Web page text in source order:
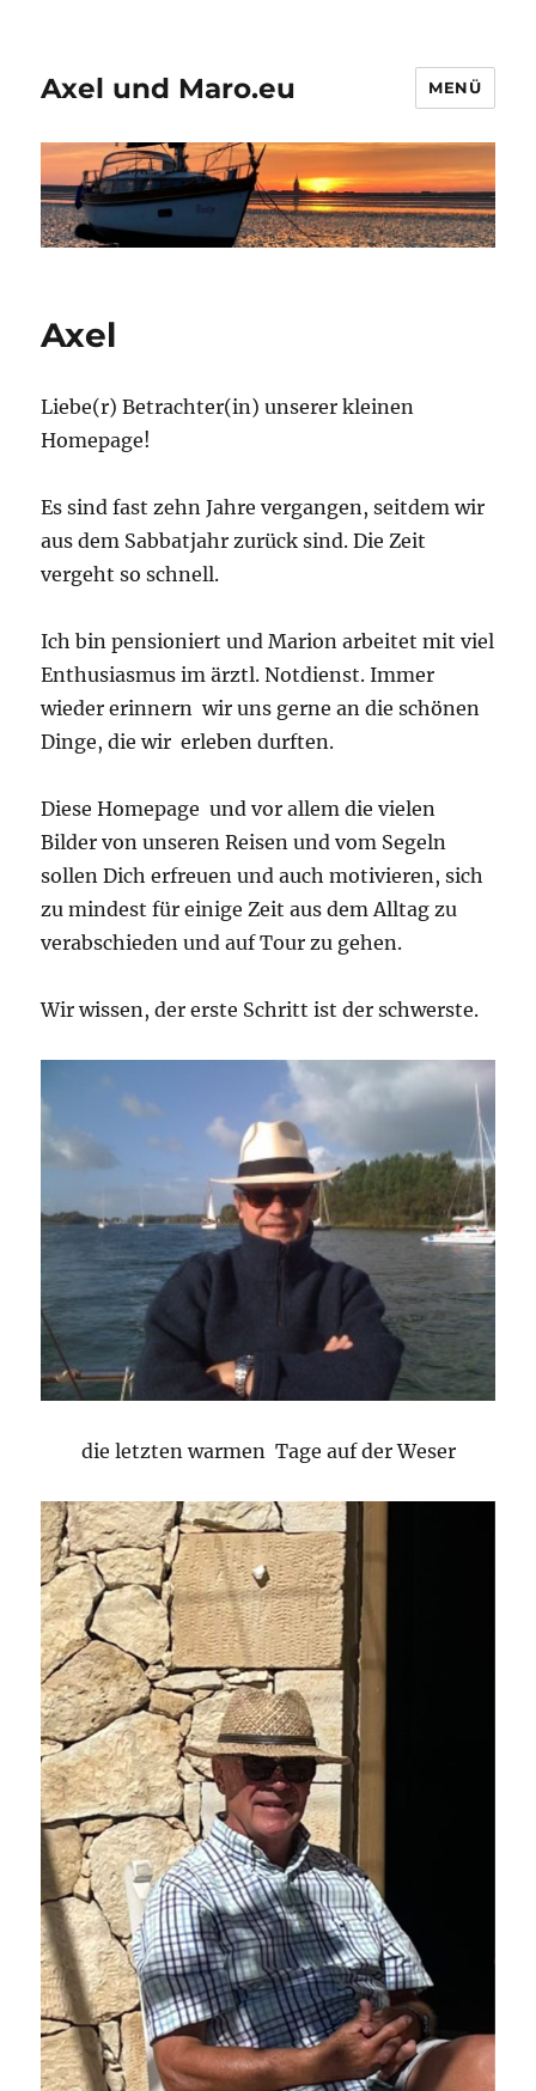
Axel und Maro.eu MENÜ
Axel
Liebe(r) Betrachter(in) unserer kleinen
Homepage!
Es sind fast zehn Jahre vergangen, seitdem wir
aus dem Sabbatjahr zurück sind. Die Zeit
vergeht so schnell.
Ich bin pensioniert und Marion arbeitet mit viel
Enthusiasmus im ärztl. Notdienst. Immer
wieder erinnern wir uns gerne an die schönen
Dinge, die wir erleben durften.
Diese Homepage und vor allem die vielen
Bilder von unseren Reisen und vom Segeln
sollen Dich erfreuen und auch motivieren, sich
zu mindest für einige Zeit aus dem Alltag zu
verabschieden und auf Tour zu gehen.
Wir wissen, der erste Schritt ist der schwerste.
die letzten warmen Tage auf der Weser